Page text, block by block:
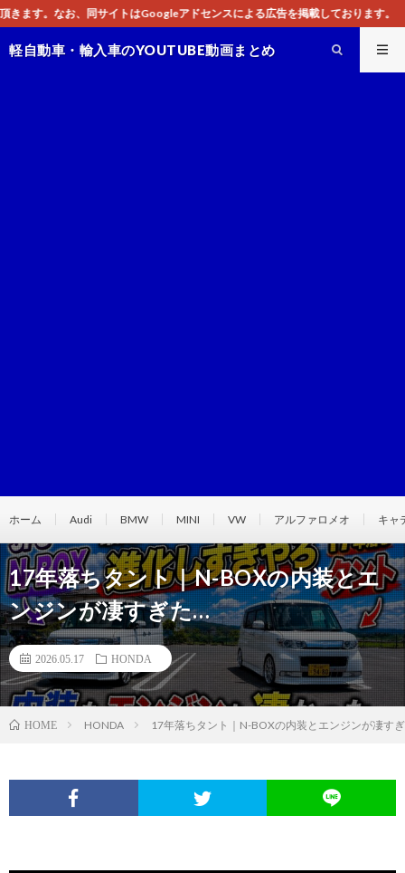
アドセンスによる広告を掲載しております。
軽自動車・輸入車のYOUTUBE動画まとめ
ホーム Audi BMW MINI VW アルファロメオ キャ
17年落ちタント｜N-BOXの内装とエ
ンジンが凄すぎた…
2026.05.17 HONDA
HOME HONDA 17年落ちタント｜N-BOXの内装とエンジンが凄す